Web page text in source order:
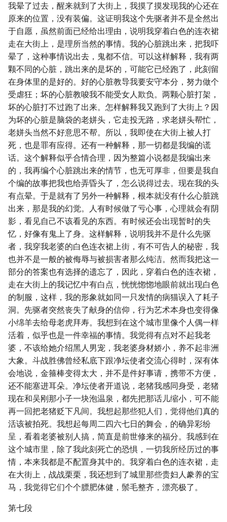
我晕了过去，醒来就到了大街上，我摸了摸发现我的心还在
原来的位置，没有装偏。这证明我这个先驱者并不是全然出
于自愿，虽然前面已经给出理由，说明我穿着白色的连衣裙
走在大街上，是理所当然的事情。我的心脏跳出来，把我吓
晕了，这种事情说出去，鬼都不信。可以这样解释，我有两
颗不同的心脏，跳出来的是坏的，可能它已经跑了，此刻留
在身体里的是好的。好的心脏教导我要安守本分，努力做个
受虐狂；坏的心脏教唆我不能受女人欺负。两颗心脏打架，
坏的心脏打不过跑了出来。怎样解释我又跑到了大街上？因
为坏的心脏是脑袋的老姘头，它走投无路，求老姘头帮忙，
老姘头当然不好意思不帮。所以，我即使在大街上被人打
死，也是罪有应得。还有一种解释，那一切都是我编的谎
话。这个解释似乎合情合理，因为整篇小说都是我编出来
的，我再编个心脏跳出来的情节，也无可厚非，但要是我自
个编的故事把我也给弄昏头了，怎么说得过去。现在我的头
有点晕。于是就有了另外一种解释，根本就没有什么心脏跳
出来，那是我的幻觉。人有时候做了亏心事，心理就会有阴
影，看见自己不该看见的东西。有时候还会出现暂时的失
忆，好像有鬼上了身。这样解释，说明我并不是什么先驱
者，我穿我老婆的白色连衣裙上街，有不可告人的秘密，我
也并不是一般的被侮辱与被损害者那么纯洁。然而我把这一
部分的答案也有选择的遗忘了，因此，穿着白色的连衣裙，
走在大街上的我记忆中有白点，恍恍惚惚地眼前就出现白色
的制服，这样，我的形象就如同一只发情的病猫误入了耗子
洞。先驱者突然丧失了献身的信仰，行为艺术本身也变得像
小绵羊去给母老虎拜寿。我想到在这个城市里像个人偶一样
活着，似乎也是一件幸福的事情。我觉得有点对不起我老
婆，不该给她介绍黑人男宠，我老婆身材娇小，养不起非洲
大象。斗战胜佛曾经私底下跟净坛使者交流心得时，深有体
会地说，金箍棒变得太大，并不是件好事请，携带不方便，
还不能塞进耳朵。净坛使者开道说，老猪我感同身受，老猪
现在和吴刚那小子一块泡温泉，都先把那话儿缩小，可不能
再一回把老猪贬下凡间。我想起那些犯人们，觉得他们真的
活该被拍死。我想起每周二四六七日的舞会，的确异彩纷
呈，看着老婆被别人搞，简直是前世修来的福分。我感到在
这个城市里，除了我此刻死亡的恐惧，一切我所经历过的事
情，本来我都是不配置身其中的。我穿着白色的连衣裙，走
在大街上，战战栗栗，我还想到了城里那些贵妇人豢养的宝
马，我觉得它们个个膘肥体健，鬃毛整齐，漂亮极了。
第七段